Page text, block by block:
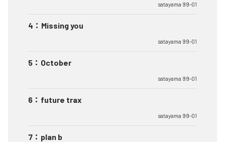
satayama 99-01
4 ： Missing you
satayama 99-01
5 ： October
satayama 99-01
6 ： future trax
satayama 99-01
7 ： plan b